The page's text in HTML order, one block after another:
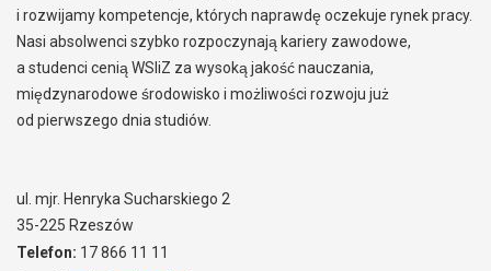
i rozwijamy kompetencje, których naprawdę oczekuje rynek pracy.
Nasi absolwenci szybko rozpoczynają kariery zawodowe,
a studenci cenią WSIiZ za wysoką jakość nauczania,
międzynarodowe środowisko i możliwości rozwoju już
od pierwszego dnia studiów.
ul. mjr. Henryka Sucharskiego 2
35-225 Rzeszów
Telefon: 17 866 11 11